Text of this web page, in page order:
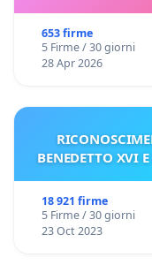
653 firme
5 Firme / 30 giorni
28 Apr 2026
BENEDETTO XVI
18 921 firme
5 Firme / 30 giorni
23 Oct 2023